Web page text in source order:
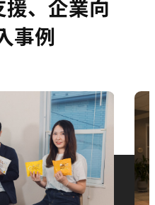
わせ
、企業向
事例